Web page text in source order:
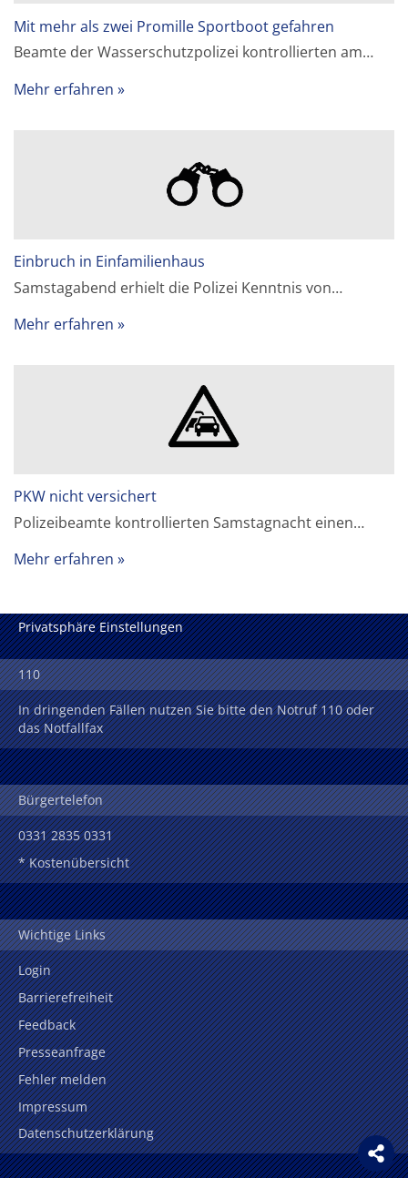
Mit mehr als zwei Promille Sportboot gefahren
Beamte der Wasserschutzpolizei kontrollierten am…
Mehr erfahren
Einbruch in Einfamilienhaus
Samstagabend erhielt die Polizei Kenntnis von…
Mehr erfahren
PKW nicht versichert
Polizeibeamte kontrollierten Samstagnacht einen…
Mehr erfahren
Privatsphäre Einstellungen
110
In dringenden Fällen nutzen Sie bitte den Notruf 110 oder
das Notfallfax
Bürgertelefon
0331 2835 0331
* Kostenübersicht
Wichtige Links
Login
Barrierefreiheit
Feedback
Presseanfrage
Fehler melden
Impressum
Datenschutzerklärung